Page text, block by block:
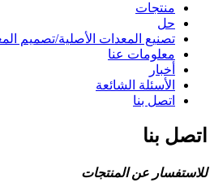
منتجات
حل
تصنيع المعدات الأصلية/تصميم
معلومات عنا
أخبار
الأسئلة الشائعة
اتصل بنا
اتصل بنا
للاستفسار عن المنتجات